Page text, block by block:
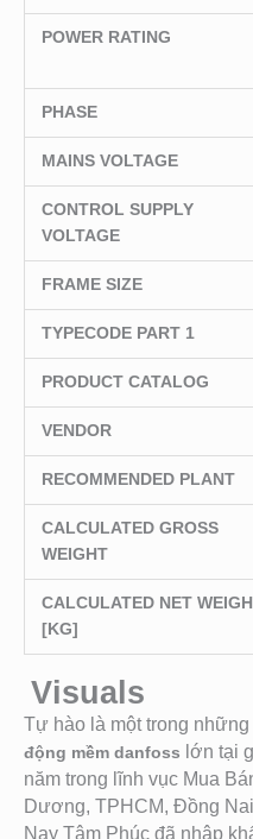
POWER RATING
PHASE
MAINS VOLTAGE
CONTROL SUPPLY
VOLTAGE
FRAME SIZE
TYPECODE PART 1
PRODUCT CATALOG
VENDOR
RECOMMENDED PLANT
CALCULATED GROSS
WEIGHT
CALCULATED NET
[KG]
Visuals
Tự hào là một trong
động mềm danfoss lớn tại
năm trong lĩnh vục Mua
Dương, TPHCM, Đồng
Nay Tâm Phúc đã nhập